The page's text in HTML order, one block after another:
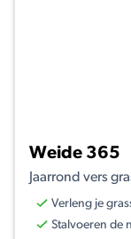
Weide 365
Jaarrond vers
Verleng je
Stalvoeren de